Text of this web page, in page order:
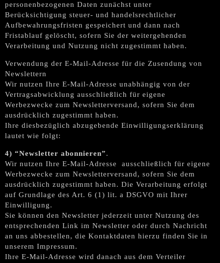
personenbezogenen Daten zunächst unter
Berücksichtigung steuer- und handelsrechtlicher
Aufbewahrungsfristen gespeichert und dann nach
Fristablauf gelöscht, sofern Sie der weitergehenden
Verarbeitung und Nutzung nicht zugestimmt haben.
Verwendung der E-Mail-Adresse für die Zusendung von
Newslettern
Wir nutzen Ihre E-Mail-Adresse unabhängig von der
Vertragsabwicklung ausschließlich für eigene
Werbezwecke zum Newsletterversand, sofern Sie dem
ausdrücklich zugestimmt haben.
Ihre diesbezüglich abzugebende Einwilligungserklärung
lautet wie folgt:
4) “Newsletter abonnieren”.
Wir nutzen Ihre E-Mail-Adresse ausschließlich für eigene
Werbezwecke zum Newsletterversand, sofern Sie dem
ausdrücklich zugestimmt haben. Die Verarbeitung erfolgt
auf Grundlage des Art. 6 (1) lit. a DSGVO mit Ihrer
Einwilligung.
Sie können den Newsletter jederzeit unter Nutzung des
entsprechenden Link im Newsletter oder durch Nachricht
an uns abbestellen, die Kontaktdaten hierzu finden Sie in
unserem Impressum.
Ihre E-Mail-Adresse wird danach aus dem Verteiler